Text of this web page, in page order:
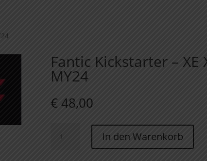
Fantic Kickstarter – XE
MY24
€48,00
In den Warenkorb